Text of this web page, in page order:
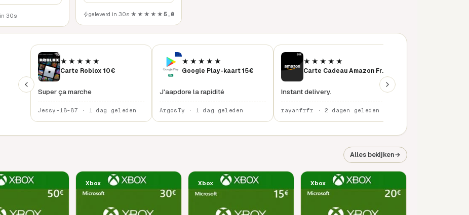
30s geleverd in 30s ★★★★★5,0
★★★★★
Carte Roblox 10€
Super ça marche
Jessy-18-87 · 1 dag geleden
★★★★★
Google Play-kaart 15€
J'aapdore la rapidité
ArgosTy · 1 dag geleden
★★★★★
Carte Cadeau Amazon France 50 €
Instant delivery.
rayanfrfr · 2 dagen geleden
Alles bekijken→
Xbox Xbox Xbox